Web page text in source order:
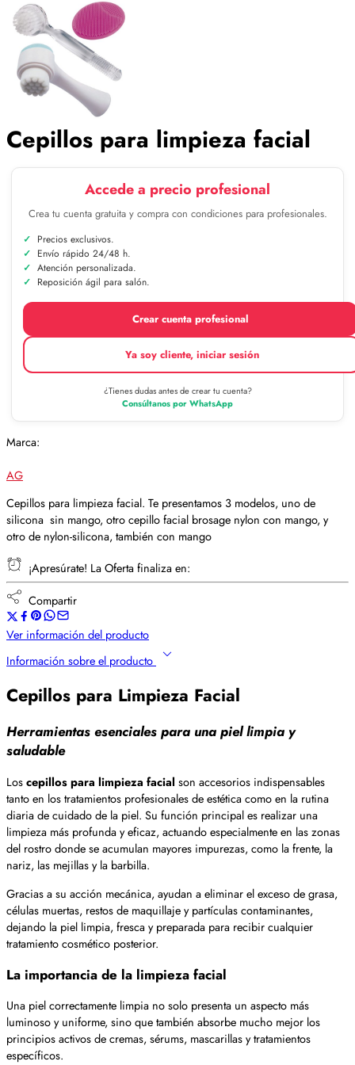
Cepillos para limpieza facial
Accede a precio profesional
Crea tu cuenta gratuita y compra con condiciones para profesionales.
Precios exclusivos.
Envío rápido 24/48 h.
Atención personalizada.
Reposición ágil para salón.
Crear cuenta profesional
Ya soy cliente, iniciar sesión
¿Tienes dudas antes de crear tu cuenta?
Consúltanos por WhatsApp
Marca:
AG
Cepillos para limpieza facial. Te presentamos 3 modelos, uno de
silicona sin mango, otro cepillo facial brosage nylon con mango, y
otro de nylon-silicona, también con mango
¡Apresúrate! La Oferta finaliza en:
Compartir
Ver información del producto
Información sobre el producto
Cepillos para Limpieza Facial
Herramientas esenciales para una piel limpia y
saludable
Loscepillos para limpieza facial son accesorios indispensables
tanto en los tratamientos profesionales de estética como en la rutina
diaria de cuidado de la piel. Su función principal es realizar una
limpieza más profunda y eficaz, actuando especialmente en las zonas
del rostro donde se acumulan mayores impurezas, como la frente, la
nariz, las mejillas y la barbilla.
Gracias a su acción mecánica, ayudan a eliminar el exceso de grasa,
células muertas, restos de maquillaje y partículas contaminantes,
dejando la piel limpia, fresca y preparada para recibir cualquier
tratamiento cosmético posterior.
La importancia de la limpieza facial
Una piel correctamente limpia no solo presenta un aspecto más
luminoso y uniforme, sino que también absorbe mucho mejor los
principios activos de cremas, sérums, mascarillas y tratamientos
específicos.